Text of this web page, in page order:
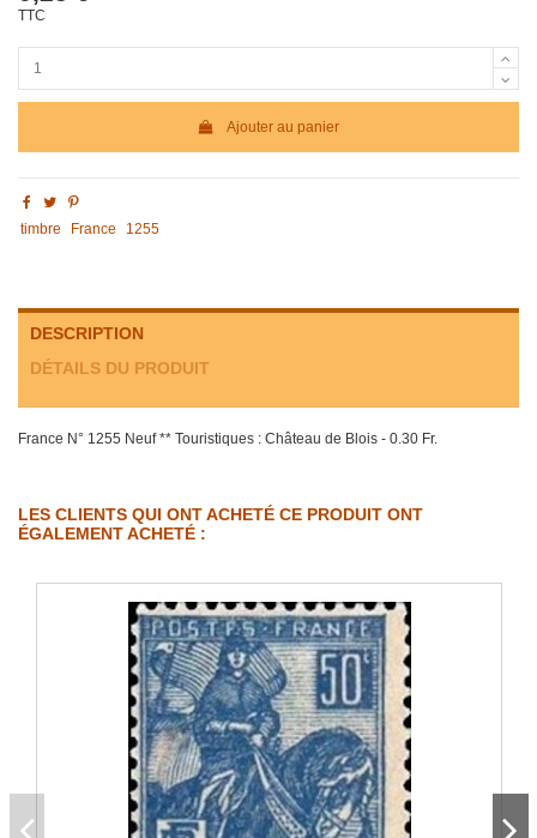
TTC
Ajouter au panier
timbre France 1255
DESCRIPTION
DÉTAILS DU PRODUIT
France N° 1255 Neuf ** Touristiques : Château de Blois - 0.30 Fr.
LES CLIENTS QUI ONT ACHETÉ CE PRODUIT ONT
ÉGALEMENT ACHETÉ :